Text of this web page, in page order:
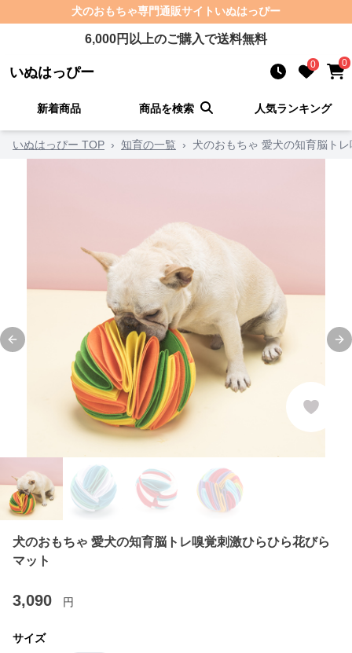
犬のおもちゃ専門通販サイト いぬはっぴー
6,000円以上のご購入で送料無料
いぬはっぴー 0 0
新着商品 商品を検索 人気ランキング
いぬはっぴー TOP › 知育の一覧 › 犬のおもちゃ 愛犬の知育脳ト
Previous slide
犬のおもちゃ 愛犬の知育脳トレ嗅覚刺激ひらひら花びら
マット
3,090 円
サイズ